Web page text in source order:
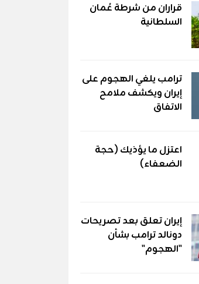
قراران من شرطة عُمان
السلطانية
ترامب يلغي الهجوم على
إيران ويكشف ملامح
الاتفاق
اعتزل ما يؤذيك (حجة
الضعفاء)
إيران تعلق بعد تصريحات
دونالد ترامب بشأن
"الهجوم"